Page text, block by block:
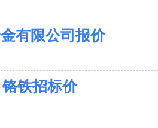
有限公司报价
铁招标价